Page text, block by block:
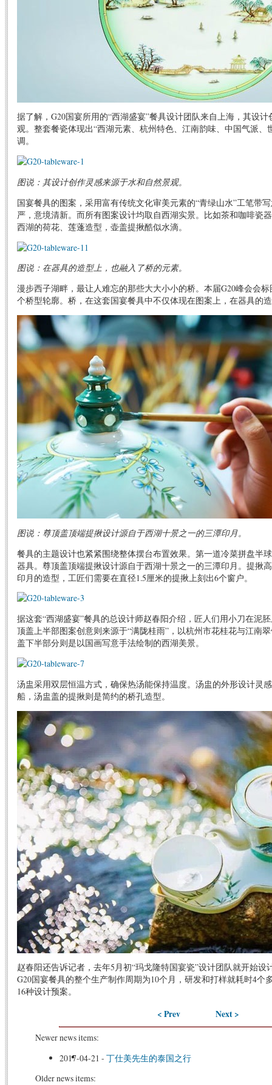
据了解，G20国宴所用的“西湖盛宴”餐具设计团队来自上海，其设
观。整套餐瓷体现出“西湖元素、杭州特色、江南韵味、中国气派、
调。
图说：其设计创作灵感来源于水和自然景观。
国宴餐具的图案，采用富有传统文化审美元素的“青绿山水”工笔带
严，意境清新。而所有图案设计均取自西湖实景。比如茶和咖啡瓷
西湖的荷花、莲蓬造型，壶盖提揪酷似水滴。
图说：在器具的造型上，也融入了桥的元素。
漫步西子湖畔，最让人难忘的那些大大小小的桥。本届G20峰会会
个桥型轮廓。桥，在这套国宴餐具中不仅体现在图案上，在器具的
图说：尊顶盖顶端提揪设计源自于西湖十景之一的三潭印月。
餐具的主题设计也紧紧围绕整体摆台布置效果。第一道冷菜拼盘半
器具。尊顶盖顶端提揪设计源自于西湖十景之一的三潭印月。提揪
印月的造型，工匠们需要在直径1.5厘米的提揪上刻出6个窗户。
据这套“西湖盛宴”餐具的总设计师赵春阳介绍，匠人们用小刀在泥
顶盖上半部图案创意则来源于“满陇桂雨”，以杭州市花桂花与江南
盖下半部分则是以国画写意手法绘制的西湖美景。
汤盅采用双层恒温方式，确保热汤能保持温度。汤盅的外形设计灵
船，汤盅盖的提揪则是简约的桥孔造型。
赵春阳还告诉记者，去年5月初“玛戈隆特国宴瓷”设计团队就开始设
G20国宴餐具的整个生产制作周期为10个月，研发和打样就耗时4个
16种设计预案。
< Prev Next >
Newer news items:
2017-04-21 - 丁仕美先生的泰国之行
Older news items: